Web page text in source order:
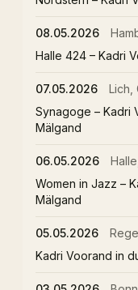
08.05.2026
Halle 424 – Kadri
07.05.2026
Lich,
Synagoge – Kadri
Mälgand
06.05.2026
Women in Jazz –
Mälgand
05.05.2026
Kadri Voorand in